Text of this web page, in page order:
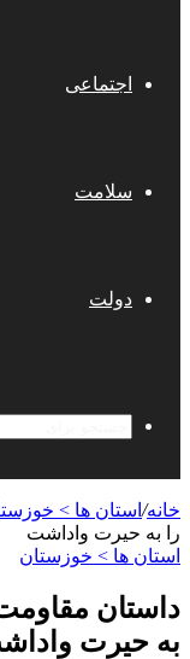
اجتماعی
سلامت
دولت
خانه/ استان ها >
را به حیرت واداشت
استان ها > خوزستان
داستان
به حیرت